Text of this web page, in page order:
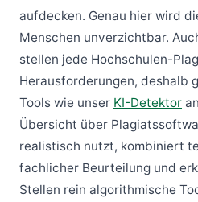
aufdecken. Genau hier wird
Menschen unverzichtbar.
stellen jede Hochschulen-
Herausforderungen, deshalb
Tools wie unser KI-Detektor
Übersicht über
realistisch nutzt, kombiniert
fachlicher Beurteilung und
Stellen rein algorithmische